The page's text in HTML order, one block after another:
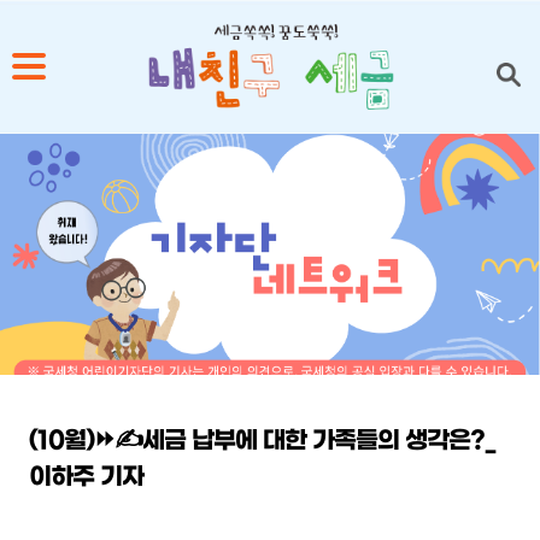
1
4
5
(10월)⏩✍세금 납부에 대한 가족들의 생각은?_
이하주 기자